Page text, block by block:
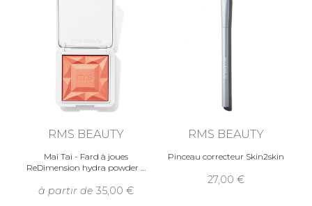
RMS BEAUTY
Mai Tai - Fard à joues
ReDimension hydra powder
à partir de 35,00
RMS BEAUTY
Pinceau correcteur Skin2skin
27,00